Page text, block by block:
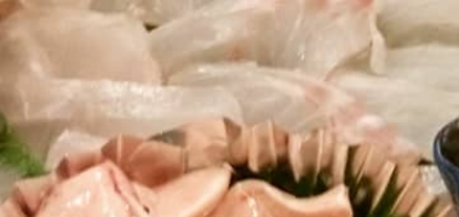
忘年会で海鮮
交流